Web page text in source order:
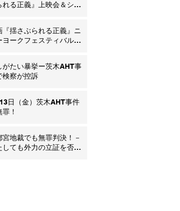
れる正義』上映会＆シン
『揺さぶられる正義』ニ
ヨークフェスティバル銀
がたい暴挙ー茨木AHT事
検察が控訴
日（金）茨木AHT事件
罪！
宮地裁でも無罪判決！－
しても外力の立証を否定